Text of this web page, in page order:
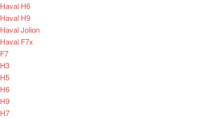
Haval H6
Haval H9
Haval Jolion
Haval F7x
F7
H3
H5
H6
H9
H7